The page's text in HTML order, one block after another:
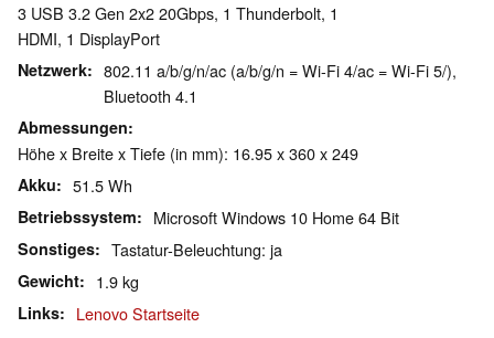
3 USB 3.2 Gen 2x2 20Gbps, 1 Thunderbolt, 1
HDMI, 1 DisplayPort
Netzwerk
802.11 a/b/g/n/ac (a/b/g/n = Wi-Fi 4/ac = Wi-Fi 5/),
Bluetooth 4.1
Abmessungen
Höhe x Breite x Tiefe (in mm): 16.95 x 360 x 249
Akku 51.5 Wh
Betriebssystem Microsoft Windows 10 Home 64 Bit
Sonstiges Tastatur-Beleuchtung: ja
Gewicht 1.9 kg
Links Lenovo Startseite